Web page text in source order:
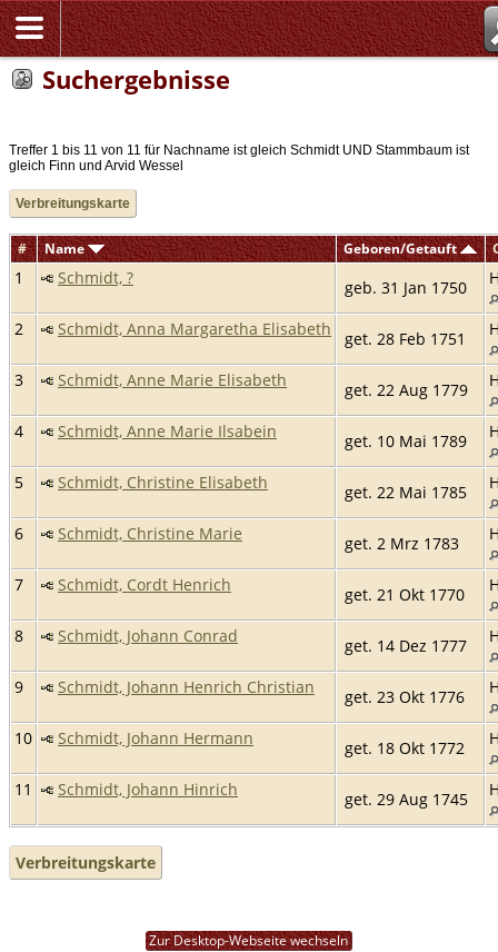
Suchergebnisse
Treffer 1 bis 11 von 11 für Nachname ist gleich Schmidt UND Stammbaum ist
gleich Finn und Arvid Wessel
Verbreitungskarte
# Name Geboren/Getauft
1 Schmidt, ? geb. 31 Jan 1750
2 Schmidt, Anna Margaretha Elisabeth get. 28 Feb 1751
3 Schmidt, Anne Marie Elisabeth get. 22 Aug 1779
4 Schmidt, Anne Marie Ilsabein get. 10 Mai 1789
5 Schmidt, Christine Elisabeth get. 22 Mai 1785
6 Schmidt, Christine Marie get. 2 Mrz 1783
7 Schmidt, Cordt Henrich get. 21 Okt 1770
8 Schmidt, Johann Conrad get. 14 Dez 1777
9 Schmidt, Johann Henrich Christian get. 23 Okt 1776
10 Schmidt, Johann Hermann get. 18 Okt 1772
11 Schmidt, Johann Hinrich get. 29 Aug 1745
Verbreitungskarte
Zur Desktop-Webseite wechseln